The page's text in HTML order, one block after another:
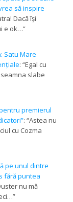
să inspire
Dacă își
e ok…”
Satu Mare
: “Egal cu
slabe
premierul
: “Astea nu
cu Cozma
pe unul dintre
fără puntea
nu mă
”